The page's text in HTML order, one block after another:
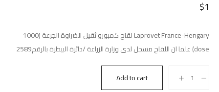
$1
Laprovet France-Hengary لقاح كمبورو ثقيل الضراوة الجرعة (1000
dose) علما ان اللقاح مسجل لدى وزارة الزراعة /دائرة البيطرة بالرقم2589
Add to cart